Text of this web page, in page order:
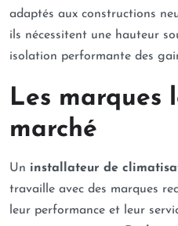
adaptés aux constructions
ils nécessitent une hauteur
isolation performante des
Les marques
marché
Un installateur de
travaille avec des marques
leur performance et leur